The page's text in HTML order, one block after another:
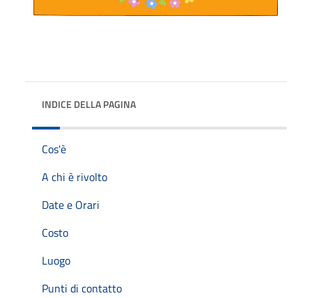
INDICE DELLA PAGINA
Cos'è
A chi è rivolto
Date e Orari
Costo
Luogo
Punti di contatto